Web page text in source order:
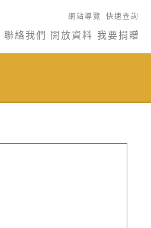
網站導覽 快速查詢
聯絡我們 開放資料 我要捐贈